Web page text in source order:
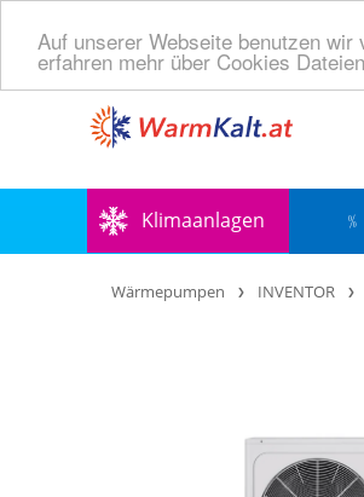
Auf unserer Webseite benutzen
erfahren mehr über Cookies
Klimaanlagen
Wärmepumpen INVENTOR